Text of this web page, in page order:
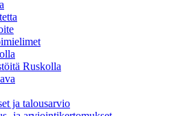
Ruskolla
ja talousarvio